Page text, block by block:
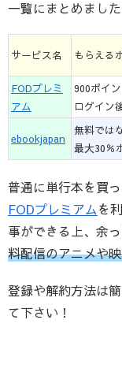
一覧にまとめまし
サービス名 もらえる
FODプレミ
アム
900ポイ
ログイン
ebookjapan
無料では
最大30％
普通に単行本を買
FODプレミアムを
事ができる上、余
料配信のアニメや
登録や解約方法は
て下さい！